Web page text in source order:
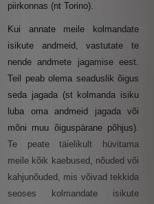
piirkonnas (nt Torino).
Kui annate meile kolmandate
isikute andmeid, vastutate te
nende andmete jagamise eest.
Teil peab olema seaduslik õigus
seda jagada (st kolmanda isiku
luba oma andmeid jagada või
mõni muu õiguspärane põhjus).
Te peate täielikult hüvitama
meile kõik kaebused, nõuded või
kahjunõuded, mis võivad tekkida
seoses kolmandate isikute